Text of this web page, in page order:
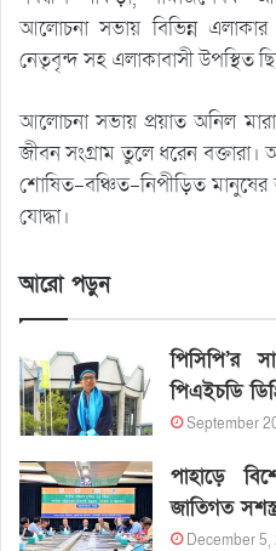
আলোচনা সভায় বিভিন্ন এলাকার
নেতৃবৃন্দ সহ এলাকাবাসী উপস্থিত
আলোচনা সভায় প্রয়াত অনিল
জীবন সংগ্রাম তুলে ধরেন বক্তারা।
শোষিত-বঞ্চিত-নিপীড়িত মানুষের
যোদ্ধা।
আরো পড়ুন
পিসিপি’র
পিএইচডি
September
পাহাড়ে
জাতিগত
December 5,